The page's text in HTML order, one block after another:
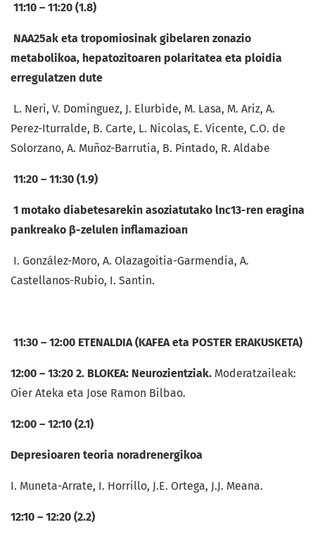
11:10 – 11:20 (1.8)
NAA25ak eta tropomiosinak gibelaren zonazio
metabolikoa, hepatozitoaren polaritatea eta ploidia
erregulatzen dute
L. Neri, V. Dominguez, J. Elurbide, M. Lasa, M. Ariz, A.
Perez-Iturralde, B. Carte, L. Nicolas, E. Vicente, C.O. de
Solorzano, A. Muñoz-Barrutia, B. Pintado, R. Aldabe
11:20 – 11:30 (1.9)
1 motako diabetesarekin asoziatutako lnc13-ren eragina
pankreako β-zelulen inflamazioan
I. González-Moro, A. Olazagoitia-Garmendia, A.
Castellanos-Rubio, I. Santin.
11:30 – 12:00 ETENALDIA (KAFEA eta POSTER ERAKUSKETA)
12:00 – 13:20 2. BLOKEA: Neurozientziak. Moderatzaileak:
Oier Ateka eta Jose Ramon Bilbao.
12:00 – 12:10 (2.1)
Depresioaren teoria noradrenergikoa
I. Muneta-Arrate, I. Horrillo, J.E. Ortega, J.J. Meana.
12:10 – 12:20 (2.2)